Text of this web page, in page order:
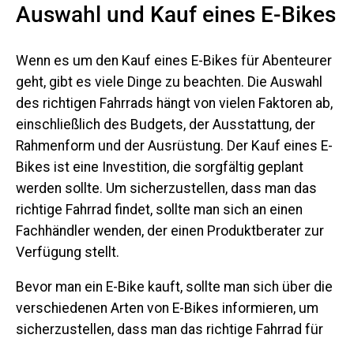
Auswahl und Kauf eines E-Bikes
Wenn es um den Kauf eines E-Bikes für Abenteurer
geht, gibt es viele Dinge zu beachten. Die Auswahl
des richtigen Fahrrads hängt von vielen Faktoren ab,
einschließlich des Budgets, der Ausstattung, der
Rahmenform und der Ausrüstung. Der Kauf eines E-
Bikes ist eine Investition, die sorgfältig geplant
werden sollte. Um sicherzustellen, dass man das
richtige Fahrrad findet, sollte man sich an einen
Fachhändler wenden, der einen Produktberater zur
Verfügung stellt.
Bevor man ein E-Bike kauft, sollte man sich über die
verschiedenen Arten von E-Bikes informieren, um
sicherzustellen, dass man das richtige Fahrrad für